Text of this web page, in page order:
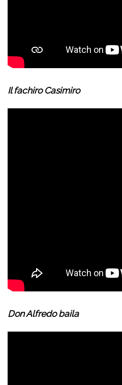
Il fachiro Casimiro
Don Alfredo baila